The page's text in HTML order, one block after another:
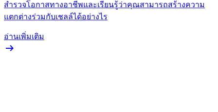
สำรวจโอกาสทางอาชีพและเรียนรู้ว่าคุณสามารถสร้างความ
แตกต่างร่วมกับเชลล์ได้อย่างไร
อ่านเพิ่มเติม